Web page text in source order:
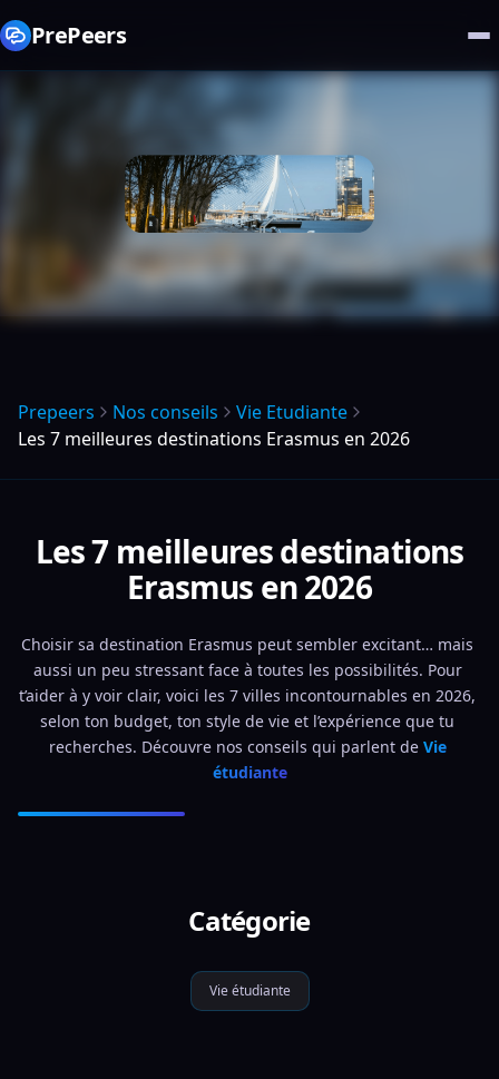
PrePeers
Prepeers Nos conseils
Vie Etudiante
Les 7 meilleures destinations Erasmus en 2026
Les 7 meilleures destinations
Erasmus en 2026
Choisir sa destination Erasmus peut sembler excitant… mais
aussi un peu stressant face à toutes les possibilités. Pour
t’aider à y voir clair, voici les 7 villes incontournables en 2026,
selon ton budget, ton style de vie et l’expérience que tu
recherches. Découvre nos conseils qui parlent de Vie
étudiante
Catégorie
Vie étudiante